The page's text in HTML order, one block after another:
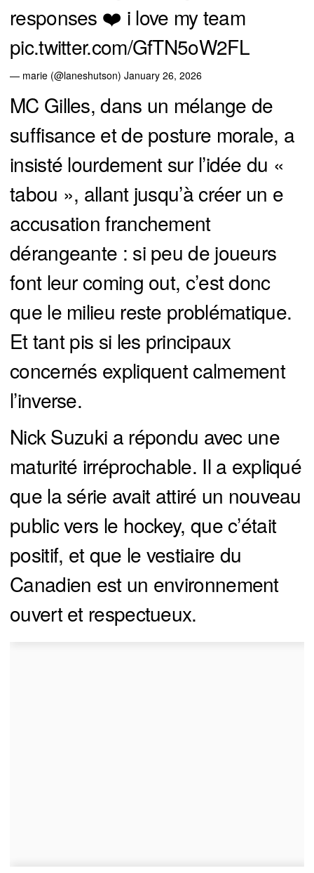
responses ❤️ i love my team
pic.twitter.com/GfTN5oW2FL
— marie (@laneshutson) January 26, 2026
MC Gilles, dans un mélange de
suffisance et de posture morale, a
insisté lourdement sur l’idée du «
tabou », allant jusqu’à créer un e
accusation franchement
dérangeante : si peu de joueurs
font leur coming out, c’est donc
que le milieu reste problématique.
Et tant pis si les principaux
concernés expliquent calmement
l’inverse.
Nick Suzuki a répondu avec une
maturité irréprochable. Il a expliqué
que la série avait attiré un nouveau
public vers le hockey, que c’était
positif, et que le vestiaire du
Canadien est un environnement
ouvert et respectueux.